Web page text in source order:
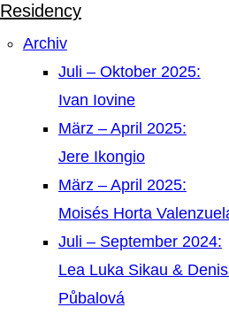
Residency
Archiv
Juli – Oktober 2025:
Ivan Iovine
März – April 2025:
Jere Ikongio
März – April 2025:
Moisés Horta
Juli – September 2024:
Lea Luka Sikau &
Půbalová